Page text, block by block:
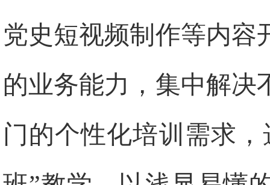
党史短视频制作等内容
的业务能力，集中解决
门的个性化培训需求